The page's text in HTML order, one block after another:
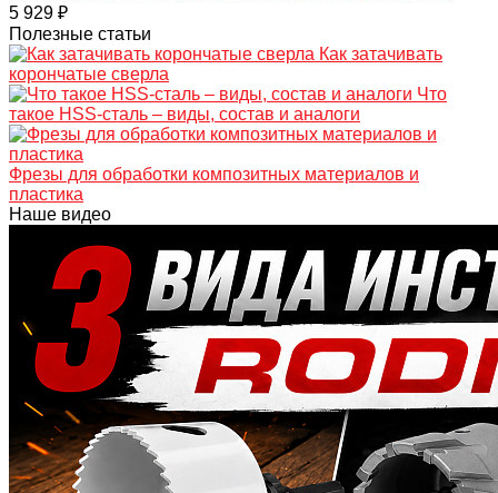
5 929 ₽
Полезные статьи
Как затачивать
корончатые сверла
Что
такое HSS-сталь – виды, состав и аналоги
Фрезы для обработки композитных материалов и
пластика
Наше видео